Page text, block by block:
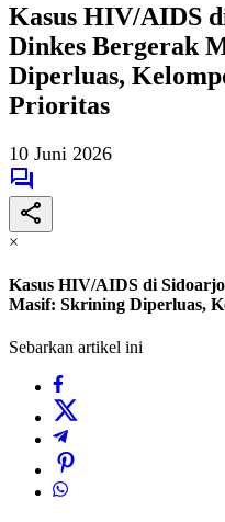
Kasus HIV/AIDS
Dinkes Bergerak
Diperluas,
Prioritas
10 Juni 2026
×
Kasus HIV/AIDS di
Masif: Skrining Diperluas,
Sebarkan artikel ini